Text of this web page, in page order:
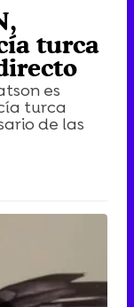
turca
es
turca
de las